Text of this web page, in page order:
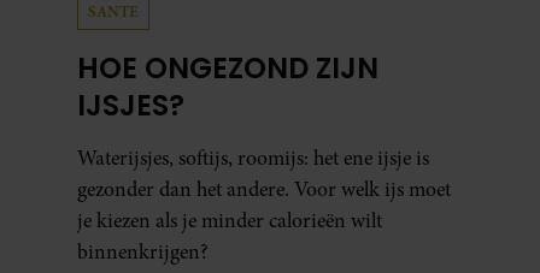
partners kunnen deze gegevens combineren met andere
verzameld op basis van uw gebruik van hun services. U
gaat akkoord met onze cookies als u onze website blijft
SANTE
HOE ONGEZOND ZIJN
IJSJES?
Waterijsjes, softijs, roomijs: het ene ijsje is
gezonder dan het andere. Voor welk ijs moet
je kiezen als je minder calorieën wilt
binnenkrijgen?